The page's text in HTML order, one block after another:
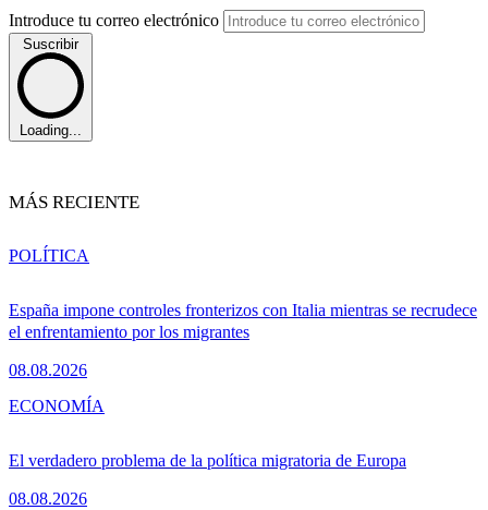
Introduce tu correo electrónico
Suscribir
Loading...
MÁS RECIENTE
España impone controles fronterizos con Italia mientras se recrudece
el enfrentamiento por los migrantes
08.08.2026
POLÍTICA
El verdadero problema de la política migratoria de Europa
08.08.2026
ECONOMÍA